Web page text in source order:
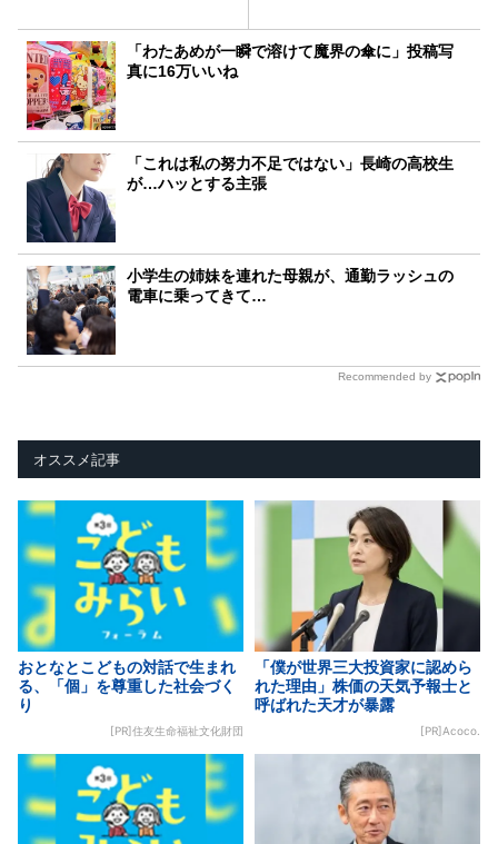
「わたあめが一瞬で溶けて魔界の傘に」投稿写
真に16万いいね
「これは私の努力不足ではない」長崎の高校生
が…ハッとする主張
小学生の姉妹を連れた母親が、通勤ラッシュの
電車に乗ってきて…
Recommended by
オススメ記事
おとなとこどもの対話で生まれ
る、「個」を尊重した社会づく
り
[PR]住友生命福祉文化財団
「僕が世界三大投資家に認めら
れた理由」株価の天気予報士と
呼ばれた天才が暴露
[PR]Acoco.